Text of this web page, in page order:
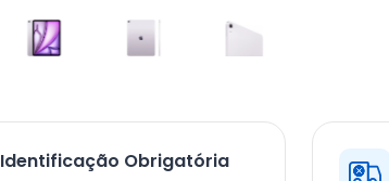
Identificação Obrigatória